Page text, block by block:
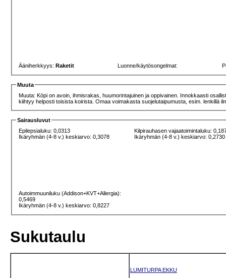
Ääniherkkyys:Raketit Luonne/käytösongelmat:
Muuta
Muuta: Köpi on avoin, ihmisrakas, huumorintajuinen ja oppivainen. Innokkaasti
kiihtyy helposti toisista koirista. Omaa voimakasta suojelutaipumusta, esim. lenkillä
Sairausluvut
Epilepsialuku: 0,0313
Ikäryhmän (4-8 v.) keskiarvo: 0,3078
Kilpirauhasen vajaatoimintaluku:
Ikäryhmän (4-8 v.) keskiarvo: 0,2730
Autoimmuuniluku (Addison+KVT+Allergia):
0,5469
Ikäryhmän (4-8 v.) keskiarvo: 0,8227
Sukutaulu
LUMITURPA EKKU